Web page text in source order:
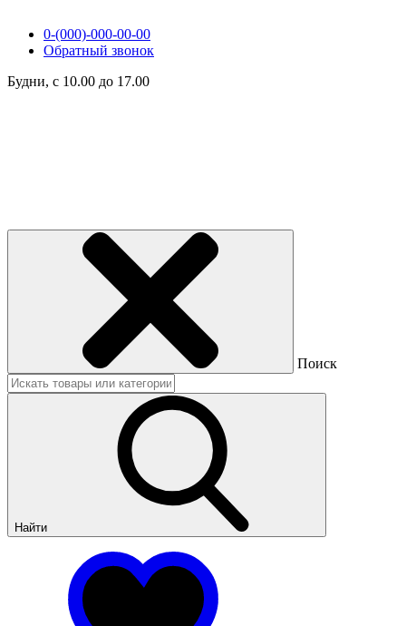
0-(000)-000-00-00
Обратный звонок
Будни, с 10.00 до 17.00
Поиск
Найти